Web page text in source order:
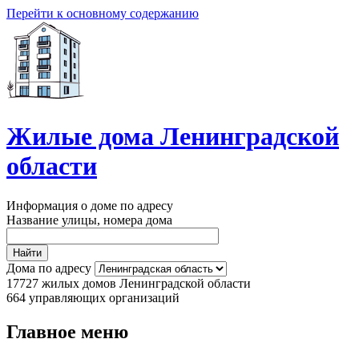
Перейти к основному содержанию
Жилые дома Ленинградской
области
Информация о доме по адресу
Название улицы, номера дома
Дома по адресу
17727 жилых домов Ленинградской области
664 управляющих организаций
Главное меню